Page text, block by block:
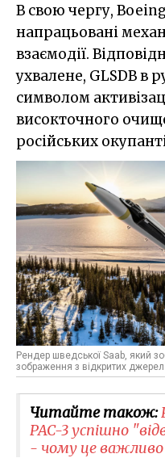
В свою чергу,
напрацьовані
взаємодії.
ухвалене, GLSDB в
символом
високточного
російських
Рендер шведської Saab, який
зображення з відкритих джерел
Читайте також:
PAC-3 успішно
- чому це важливо